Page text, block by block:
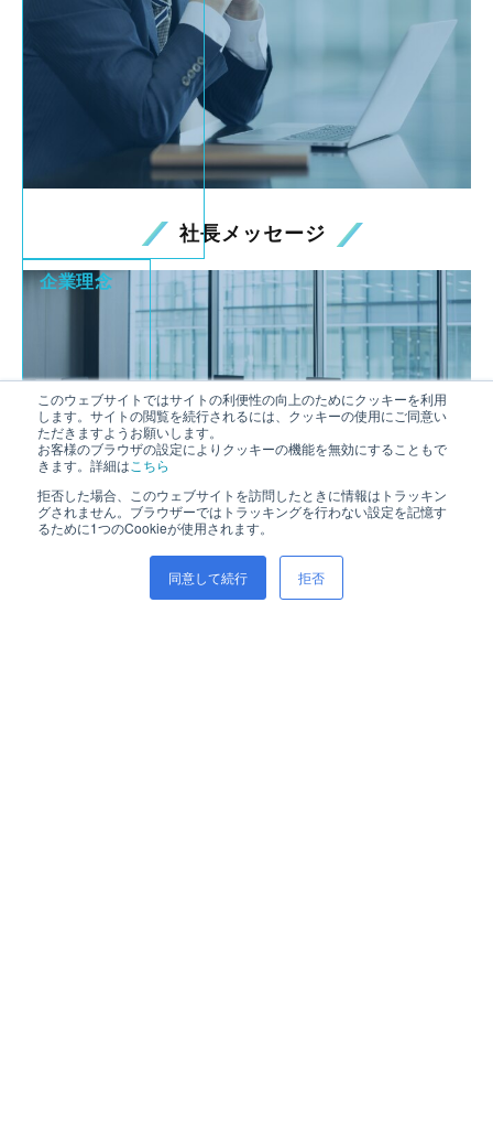
このウェブサイトではサイトの利便性の向上のためにクッキーを利用
します。サイトの閲覧を続行されるには、クッキーの使用にご同意い
ただきますようお願いします。
お客様のブラウザの設定によりクッキーの機能を無効にすることもで
きます。詳細は こちら
拒否した場合、このウェブサイトを訪問したときに情報はトラッキン
グされません。ブラウザーではトラッキングを行わない設定を記憶す
るために1つのCookieが使用されます。
同意して続行 拒否
社長メッセージ
企業理念